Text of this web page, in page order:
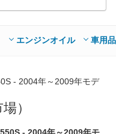
エンジンオイル 車用品
- 2004年～2009年モデ
）